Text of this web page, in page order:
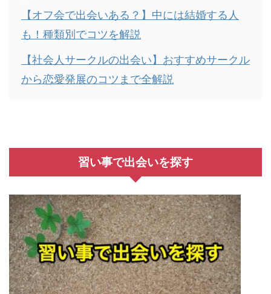
【オフ会で出会いある？】中には結婚する人
も！種類別でコツを解説
【社会人サークルの出会い】おすすめサークル
から恋愛発展のコツまで全解説
習い事で出会いを探す